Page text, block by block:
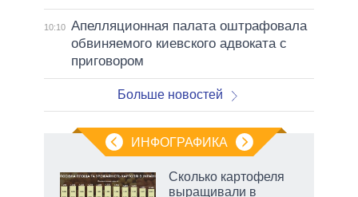
10:10 Апелляционная палата оштрафовала
обвиняемого киевского адвоката с
приговором
Больше новостей
ИНФОГРАФИКА
Сколько картофеля
выращивали в